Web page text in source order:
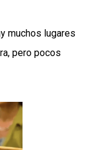
muchos lugares
pero pocos